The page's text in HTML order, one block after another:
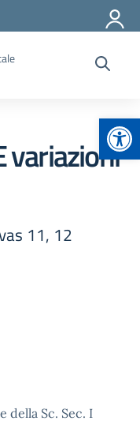
variazioni
11, 12
della Sc. Sec. I